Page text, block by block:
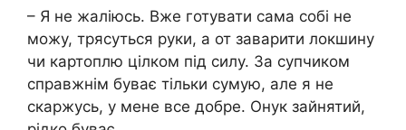
– Я не жаліюсь. Вже готувати сама собі не
можу, трясуться руки, а от заварити локшину
чи картоплю цілком під силу. За супчиком
справжнім буває тільки сумую, але я не
скаржусь, у мене все добре. Онук зайнятий,